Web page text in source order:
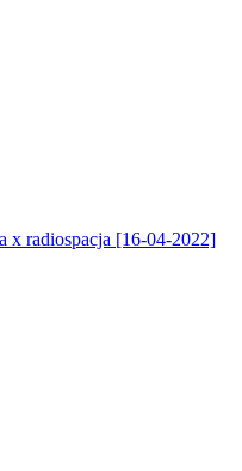
x radiospacja [16-04-2022]